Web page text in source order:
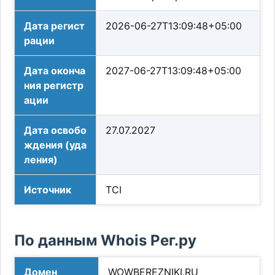
Дата регист
рации
2026-06-27T13:09:48+05:00
Дата оконча
ния регистр
ации
2027-06-27T13:09:48+05:00
Дата освобо
ждения (уда
ления)
27.07.2027
Источник TCI
По данным Whois Рег.ру
Домен WOWBEREZNIKI.RU